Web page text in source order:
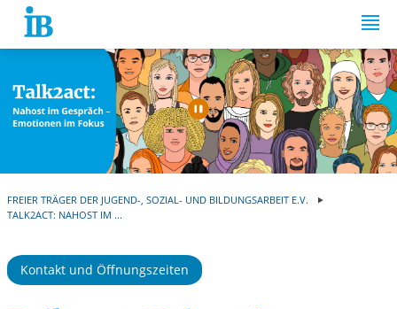
Springe zum Inhalt
Automatische
FREIER TRÄGER DER JUGEND-, SOZIAL- UND BILDUNGSARBEIT E.V.
TALK2ACT: NAHOST IM ...
Kontakt und Öffnungszeiten